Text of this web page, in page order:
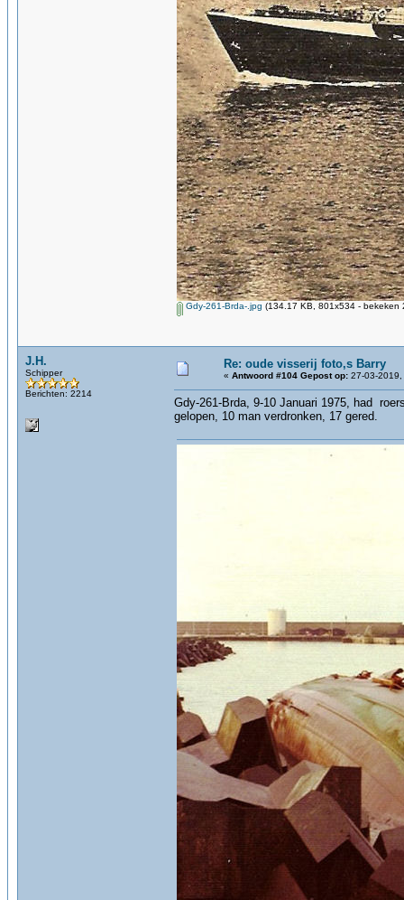
Gdy-261-Brda-.jpg (134.17 KB, 801x534 - bekeken
J.H.
Schipper
Berichten: 2214
Re: oude visserij foto,s Barry
« Antwoord #104 Gepost op: 27-03-
Gdy-261-Brda, 9-10 Januari 1975, had
gelopen, 10 man verdronken, 17 gered.